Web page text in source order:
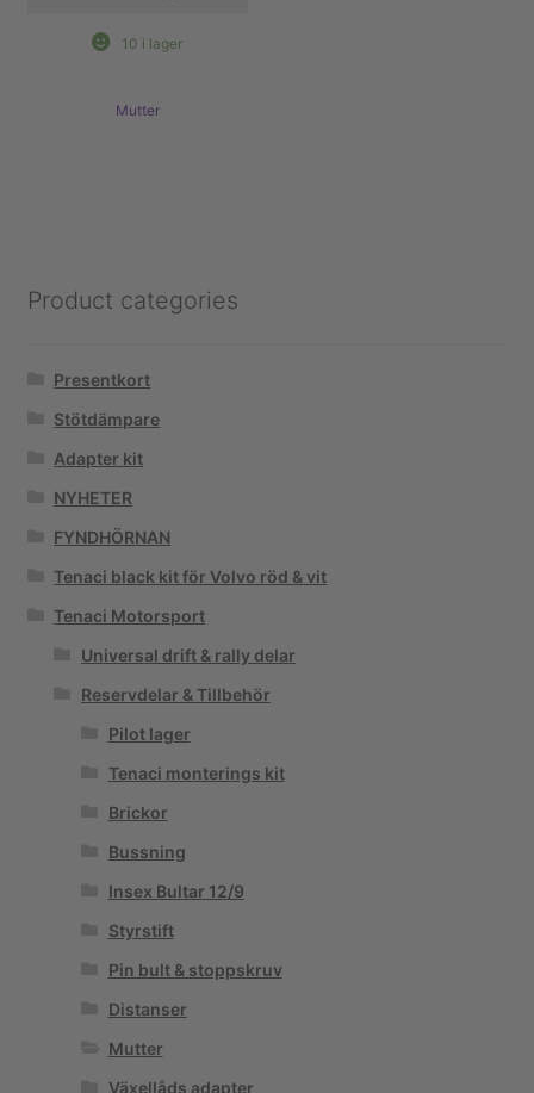
10 i lager
Mutter
Product categories
Presentkort
Stötdämpare
Adapter kit
NYHETER
FYNDHÖRNAN
Tenaci black kit för Volvo röd & vit
Tenaci Motorsport
Universal drift & rally delar
Reservdelar & Tillbehör
Pilot lager
Tenaci monterings kit
Brickor
Bussning
Insex Bultar 12/9
Styrstift
Pin bult & stoppskruv
Distanser
Mutter
Växellåds adapter